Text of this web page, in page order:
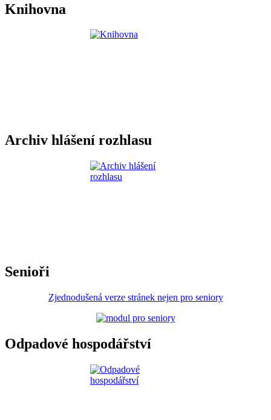
Knihovna
Archiv hlášení rozhlasu
Senioři
Zjednodušená verze stránek nejen pro seniory
Odpadové hospodářství